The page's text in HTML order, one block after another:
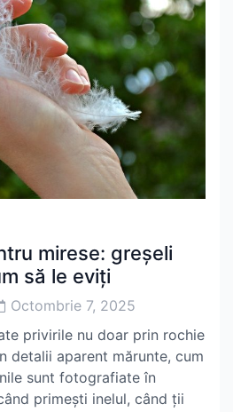
mirese: greșeli
să le eviți
Octombrie 7, 2025
privirile nu doar prin rochie
detalii aparent mărunte, cum
sunt fotografiate în
primești inelul, când ții